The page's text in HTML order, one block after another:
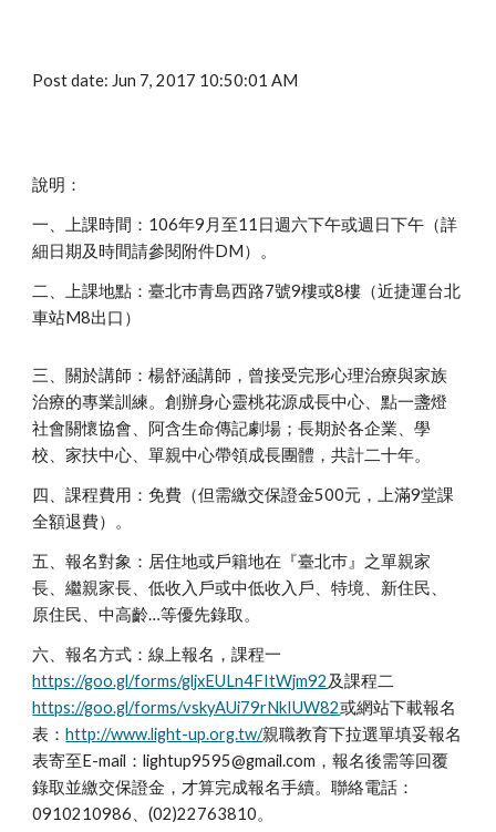
Post date: Jun 7, 2017 10:50:01 AM
說明：
一、上課時間：106年9月至11日週六下午或週日下午（詳
細日期及時間請參閱附件DM）。
二、上課地點：臺北巿青島西路7號9樓或8樓（近捷運台北
車站M8出口）
三、關於講師：楊舒涵講師，曾接受完形心理治療與家族
治療的專業訓練。創辦身心靈桃花源成長中心、點一盞燈
社會關懷協會、阿含生命傳記劇場；長期於各企業、學
校、家扶中心、單親中心帶領成長團體，共計二十年。
四、課程費用：免費（但需繳交保證金500元，上滿9堂課
全額退費）。
五、報名對象：居住地或戶籍地在『臺北巿』之單親家
長、繼親家長、低收入戶或中低收入戶、特境、新住民、
原住民、中高齡…等優先錄取。
六、報名方式：線上報名，課程一
https://goo.gl/forms/gljxEULn4FItWjm92及課程二
https://goo.gl/forms/vskyAUi79rNkIUW82或網站下載報名
表：http://www.light-up.org.tw/親職教育下拉選單填妥報名
表寄至E-mail：lightup9595@gmail.com，報名後需等回覆
錄取並繳交保證金，才算完成報名手續。聯絡電話：
0910210986、(02)22763810。